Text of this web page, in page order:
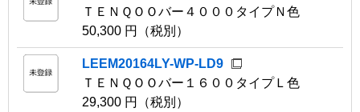
ＴＥＮＱＯＯバー４０００タイプＮ色
50,300 円（税別）
LEEM20164LY-WP-LD9
ＴＥＮＱＯＯバー１６００タイプＬ色
29,300 円（税別）